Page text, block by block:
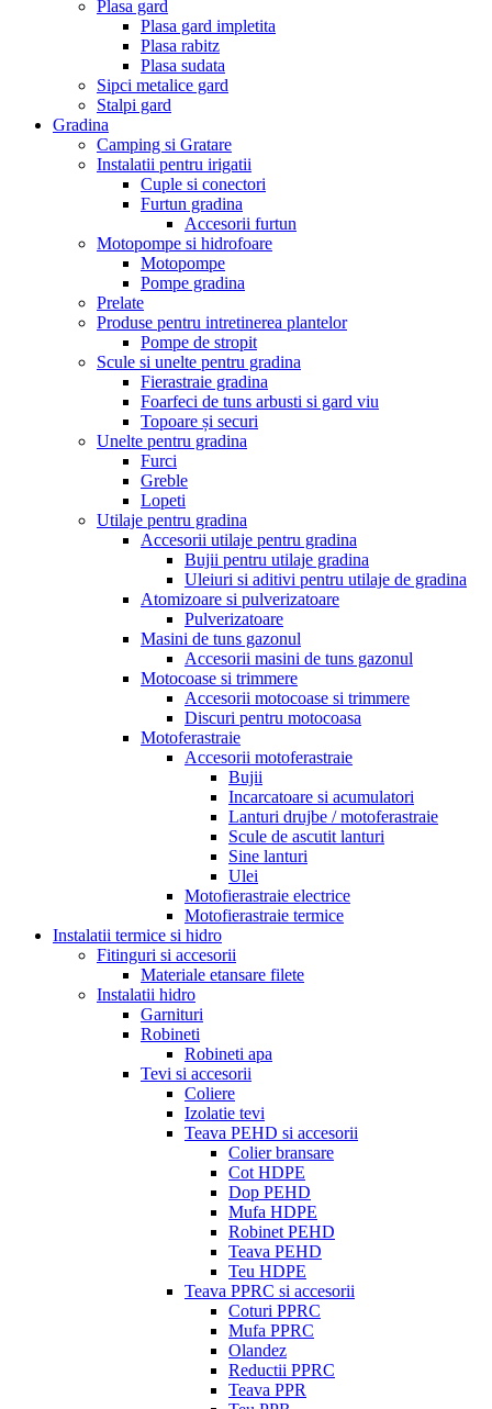
Plasa gard
Plasa gard impletita
Plasa rabitz
Plasa sudata
Sipci metalice gard
Stalpi gard
Gradina
Camping si Gratare
Instalatii pentru irigatii
Cuple si conectori
Furtun gradina
Accesorii furtun
Motopompe si hidrofoare
Motopompe
Pompe gradina
Prelate
Produse pentru intretinerea plantelor
Pompe de stropit
Scule si unelte pentru gradina
Fierastraie gradina
Foarfeci de tuns arbusti si gard viu
Topoare și securi
Unelte pentru gradina
Furci
Greble
Lopeti
Utilaje pentru gradina
Accesorii utilaje pentru gradina
Bujii pentru utilaje gradina
Uleiuri si aditivi pentru utilaje de gradina
Atomizoare si pulverizatoare
Pulverizatoare
Masini de tuns gazonul
Accesorii masini de tuns gazonul
Motocoase si trimmere
Accesorii motocoase si trimmere
Discuri pentru motocoasa
Motoferastraie
Accesorii motoferastraie
Bujii
Incarcatoare si acumulatori
Lanturi drujbe / motoferastraie
Scule de ascutit lanturi
Sine lanturi
Ulei
Motofierastraie electrice
Motofierastraie termice
Instalatii termice si hidro
Fitinguri si accesorii
Materiale etansare filete
Instalatii hidro
Garnituri
Robineti
Robineti apa
Tevi si accesorii
Coliere
Izolatie tevi
Teava PEHD si accesorii
Colier bransare
Cot HDPE
Dop PEHD
Mufa HDPE
Robinet PEHD
Teava PEHD
Teu HDPE
Teava PPRC si accesorii
Coturi PPRC
Mufa PPRC
Olandez
Reductii PPRC
Teava PPR